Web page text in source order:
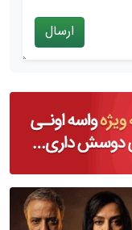
ارسال